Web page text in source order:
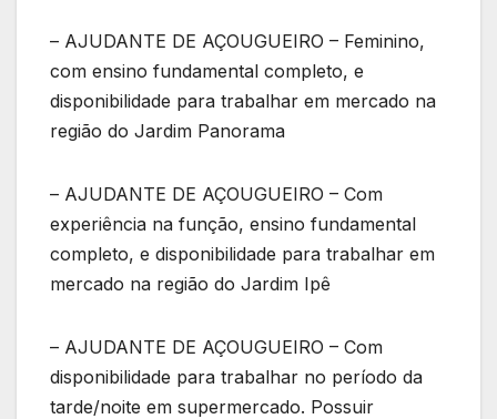
– AJUDANTE DE AÇOUGUEIRO – Feminino,
com ensino fundamental completo, e
disponibilidade para trabalhar em mercado na
região do Jardim Panorama
– AJUDANTE DE AÇOUGUEIRO – Com
experiência na função, ensino fundamental
completo, e disponibilidade para trabalhar em
mercado na região do Jardim Ipê
– AJUDANTE DE AÇOUGUEIRO – Com
disponibilidade para trabalhar no período da
tarde/noite em supermercado. Possuir